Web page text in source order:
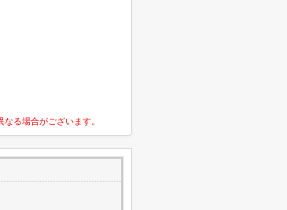
る場合がございます。